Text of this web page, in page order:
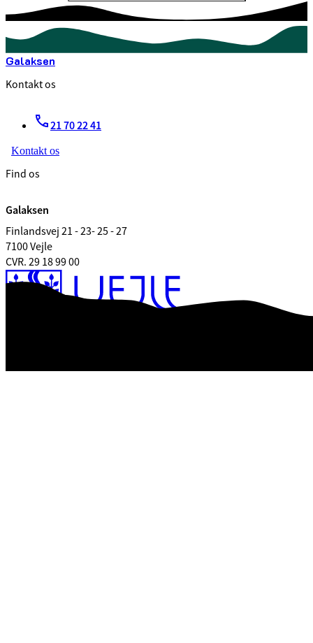
Galaksen
Kontakt os
21 70 22 41
Kontakt os
Find os
Galaksen
Finlandsvej 21 - 23- 25 - 27
7100 Vejle
CVR. 29 18 99 00